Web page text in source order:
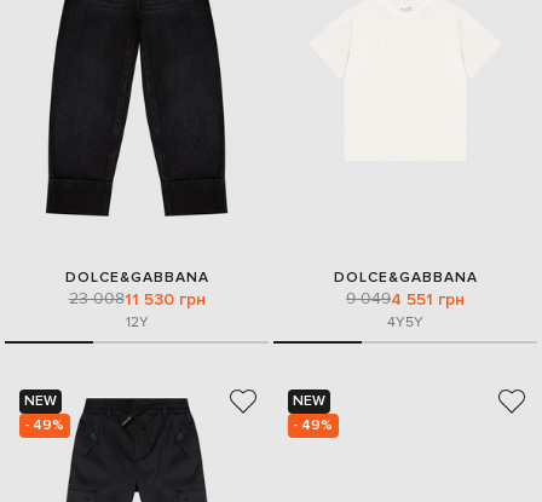
DOLCE&GABBANA
23 00811 530 грн
12Y
DOLCE&GABBANA
9 0494 551 грн
4Y5Y
NEW
- 49%
NEW
- 49%